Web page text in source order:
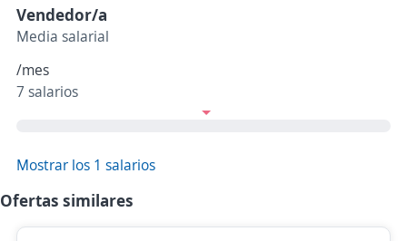
Vendedor/a
Media salarial
/mes
7 salarios
Mostrar los 1 salarios
Ofertas similares